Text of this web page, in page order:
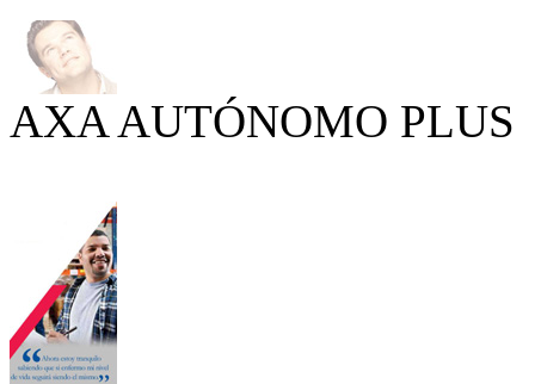
AXA AUTÓNOMO PLUS